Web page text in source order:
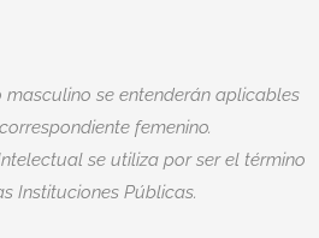
masculino se entenderán aplicables
femenino.
se utiliza por ser el término
Instituciones Públicas.